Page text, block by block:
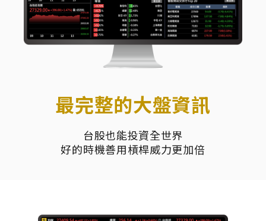
最完整的大盤資訊
台股也能投資全世界
好的時機善用槓桿威力更加倍